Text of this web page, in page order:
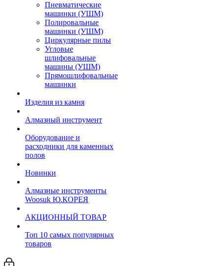
Пневматические
машинки (УШМ)
Полировальные
машинки (УШМ)
Циркулярные пилы
Угловые
шлифовальные
машины (УШМ)
Прямошлифовальные
машинки
Изделия из камня
Алмазный инструмент
Оборудование и
расходники для каменных
полов
Новинки
Алмазные инструменты
Woosuk Ю.КОРЕЯ
АКЦИОННЫЙ ТОВАР
Топ 10 самых популярных
товаров